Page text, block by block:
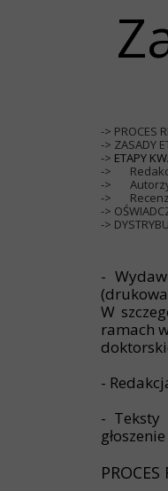
-> PROCES
-> ZASADY
-> ETAPY
->
->
->
->
->
-
W
ramach
-
- Teksty